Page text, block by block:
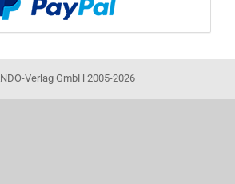
Verlag GmbH 2005-2026